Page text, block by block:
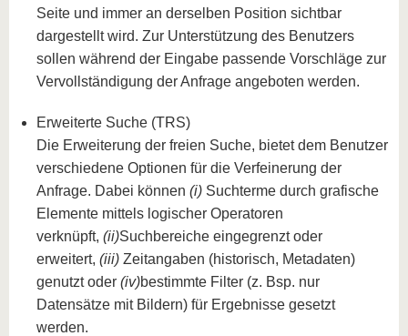
Seite und immer an derselben Position sichtbar
dargestellt wird. Zur Unterstützung des Benutzers
sollen während der Eingabe passende Vorschläge zur
Vervollständigung der Anfrage angeboten werden.
Erweiterte Suche (TRS)
Die Erweiterung der freien Suche, bietet dem Benutzer
verschiedene Optionen für die Verfeinerung der
Anfrage. Dabei können (i) Suchterme durch grafische
Elemente mittels logischer Operatoren
verknüpft, (ii)Suchbereiche eingegrenzt oder
erweitert, (iii) Zeitangaben (historisch, Metadaten)
genutzt oder (iv)bestimmte Filter (z. Bsp. nur
Datensätze mit Bildern) für Ergebnisse gesetzt
werden.